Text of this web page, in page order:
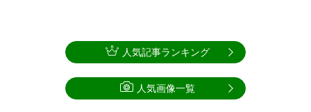
人気記事ランキング
人気画像一覧